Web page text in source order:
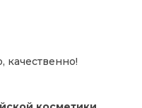
качественно!